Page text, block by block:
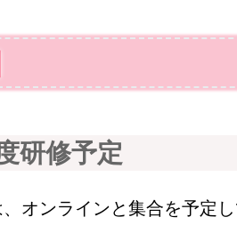
研修予定
オンラインと集合を予定